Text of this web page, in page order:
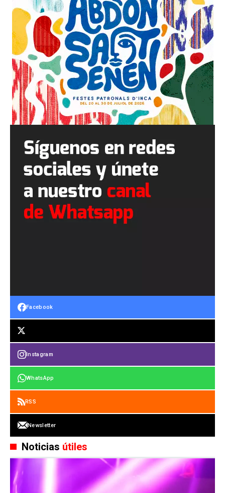
Facebook
Instagram
WhatsApp
RSS
Newsletter
Noticias útiles